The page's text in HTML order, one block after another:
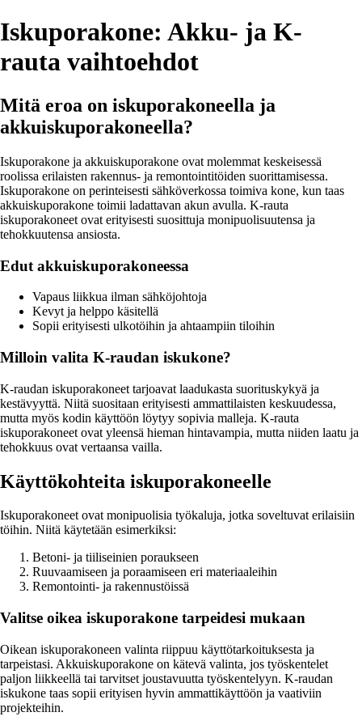
Iskuporakone: Akku- ja K-
rauta vaihtoehdot
Mitä eroa on iskuporakoneella ja
akkuiskuporakoneella?
Iskuporakone ja akkuiskuporakone ovat molemmat keskeisessä
roolissa erilaisten rakennus- ja remontointitöiden suorittamisessa.
Iskuporakone on perinteisesti sähköverkossa toimiva kone, kun taas
akkuiskuporakone toimii ladattavan akun avulla. K-rauta
iskuporakoneet ovat erityisesti suosittuja monipuolisuutensa ja
tehokkuutensa ansiosta.
Edut akkuiskuporakoneessa
Vapaus liikkua ilman sähköjohtoja
Kevyt ja helppo käsitellä
Sopii erityisesti ulkotöihin ja ahtaampiin tiloihin
Milloin valita K-raudan iskukone?
K-raudan iskuporakoneet tarjoavat laadukasta suorituskykyä ja
kestävyyttä. Niitä suositaan erityisesti ammattilaisten keskuudessa,
mutta myös kodin käyttöön löytyy sopivia malleja. K-rauta
iskuporakoneet ovat yleensä hieman hintavampia, mutta niiden laatu ja
tehokkuus ovat vertaansa vailla.
Käyttökohteita iskuporakoneelle
Iskuporakoneet ovat monipuolisia työkaluja, jotka soveltuvat erilaisiin
töihin. Niitä käytetään esimerkiksi:
Betoni- ja tiiliseinien poraukseen
Ruuvaamiseen ja poraamiseen eri materiaaleihin
Remontointi- ja rakennustöissä
Valitse oikea iskuporakone tarpeidesi mukaan
Oikean iskuporakoneen valinta riippuu käyttötarkoituksesta ja
tarpeistasi. Akkuiskuporakone on kätevä valinta, jos työskentelet
paljon liikkeellä tai tarvitset joustavuutta työskentelyyn. K-raudan
iskukone taas sopii erityisen hyvin ammattikäyttöön ja vaativiin
projekteihin.